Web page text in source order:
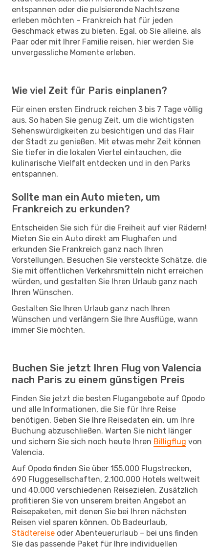
entspannen oder die pulsierende Nachtszene
erleben möchten – Frankreich hat für jeden
Geschmack etwas zu bieten. Egal, ob Sie alleine, als
Paar oder mit Ihrer Familie reisen, hier werden Sie
unvergessliche Momente erleben.
Wie viel Zeit für Paris einplanen?
Für einen ersten Eindruck reichen 3 bis 7 Tage völlig
aus. So haben Sie genug Zeit, um die wichtigsten
Sehenswürdigkeiten zu besichtigen und das Flair
der Stadt zu genießen. Mit etwas mehr Zeit können
Sie tiefer in die lokalen Viertel eintauchen, die
kulinarische Vielfalt entdecken und in den Parks
entspannen.
Sollte man ein Auto mieten, um
Frankreich zu erkunden?
Entscheiden Sie sich für die Freiheit auf vier Rädern!
Mieten Sie ein Auto direkt am Flughafen und
erkunden Sie Frankreich ganz nach Ihren
Vorstellungen. Besuchen Sie versteckte Schätze, die
Sie mit öffentlichen Verkehrsmitteln nicht erreichen
würden, und gestalten Sie Ihren Urlaub ganz nach
Ihren Wünschen.
Gestalten Sie Ihren Urlaub ganz nach Ihren
Wünschen und verlängern Sie Ihre Ausflüge, wann
immer Sie möchten.
Buchen Sie jetzt Ihren Flug von Valencia
nach Paris zu einem günstigen Preis
Finden Sie jetzt die besten Flugangebote auf Opodo
und alle Informationen, die Sie für Ihre Reise
benötigen. Geben Sie Ihre Reisedaten ein, um Ihre
Buchung abzuschließen. Warten Sie nicht länger
und sichern Sie sich noch heute Ihren Billigflug von
Valencia.
Auf Opodo finden Sie über 155.000 Flugstrecken,
690 Fluggesellschaften, 2.100.000 Hotels weltweit
und 40.000 verschiedenen Reisezielen. Zusätzlich
profitieren Sie von unserem breiten Angebot an
Reisepaketen, mit denen Sie bei Ihren nächsten
Reisen viel sparen können. Ob Badeurlaub,
Städtereise oder Abenteuerurlaub – bei uns finden
Sie das passende Paket für Ihre individuellen